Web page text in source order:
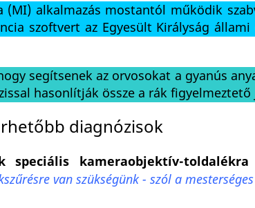
(MI) alkalmazás mostantól működik
szoftvert az Egyesült Királyság
segítsenek az orvosokat a gyanús
hasonlítják össze a rák
diagnózisok
speciális kameraobjektív-
van szükségünk - szól a